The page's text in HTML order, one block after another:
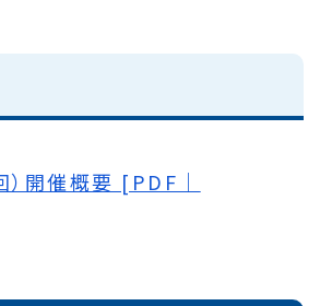
開催概要 [PDF｜